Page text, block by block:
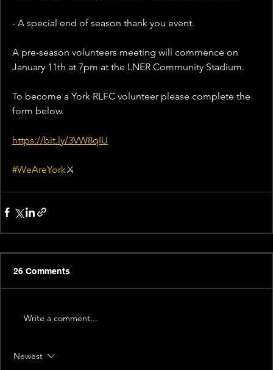
- A special end of season thank you event.
A pre-season volunteers meeting will commence on
January 11th at 7pm at the LNER Community Stadium.
To become a York RLFC volunteer please complete the
form below.
https://bit.ly/3VW8qIU
#WeAreYork⚔️
26 Comments
Write a comment...
Newest